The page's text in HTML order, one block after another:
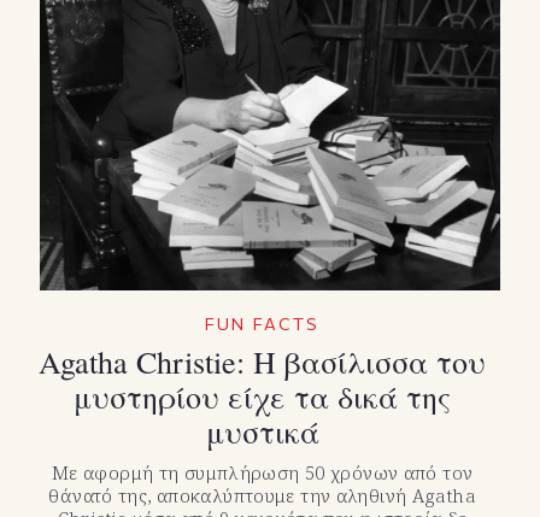
FUN FACTS
Agatha Christie: Η βασίλισσα του
μυστηρίου είχε τα δικά της
μυστικά
Με αφορμή τη συμπλήρωση 50 χρόνων από τον
θάνατό της, αποκαλύπτουμε την αληθινή Agatha